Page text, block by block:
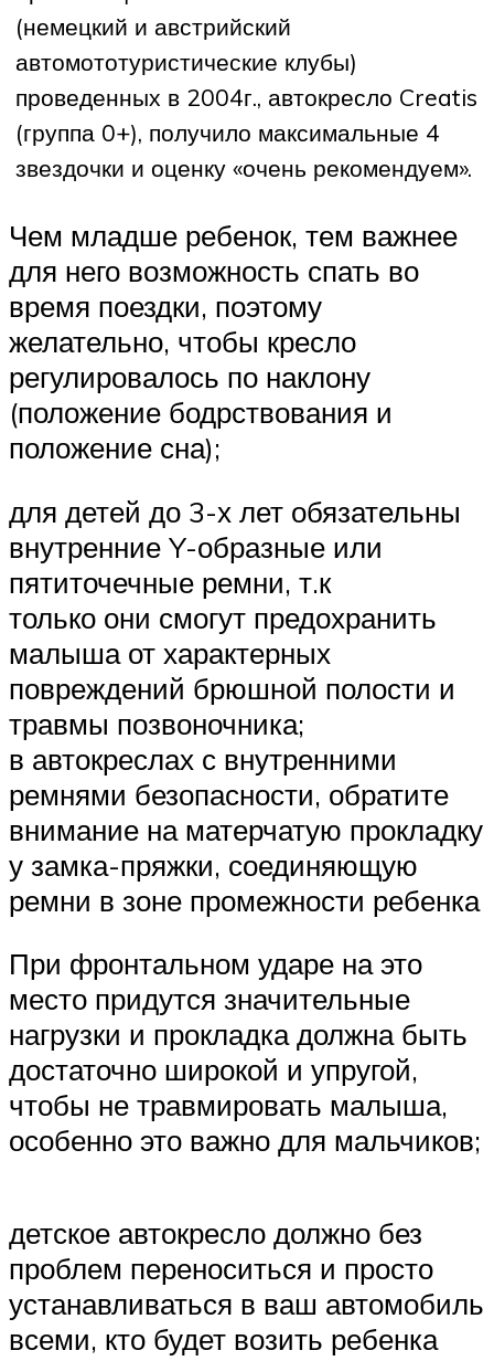
(немецкий и австрийский
автомототуристические клубы)
проведенных в 2004г., автокресло Creatis
(группа 0+), получило максимальные 4
звездочки и оценку «очень рекомендуем».
Чем младше ребенок, тем важнее
для него возможность спать во
время поездки, поэтому
желательно, чтобы кресло
регулировалось по наклону
(положение бодрствования и
положение сна);
для детей до 3-х лет обязательны
внутренние Y-образные или
пятиточечные ремни, т.к
только они смогут предохранить
малыша от характерных
повреждений брюшной полости и
травмы позвоночника;
в автокреслах с внутренними
ремнями безопасности, обратите
внимание на матерчатую прокладку
у замка-пряжки, соединяющую
ремни в зоне промежности ребенка
При фронтальном ударе на это
место придутся значительные
нагрузки и прокладка должна быть
достаточно широкой и упругой,
чтобы не травмировать малыша,
особенно это важно для мальчиков;
детское автокресло должно без
проблем переноситься и просто
устанавливаться в ваш автомобиль
всеми, кто будет возить ребенка